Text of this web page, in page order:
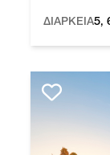
ΔΙΑΡΚΕΙΑ5,